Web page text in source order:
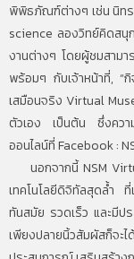
พิพิธภัณฑ์ต่างๆ เช่น นิทร
science ลองวิทย์คิดสนุ
งานต่างๆ โดยผู้ชมสามา
พร้อมๆ กับเจ้าหน้าที่,
เสมือนจริง Virtual
ตัวเอง เป็นต้น ซึ่งควา
ออนไลน์ที่ Facebook :
นอกจากนี้ NSM
เทคโนโลยีดิจิทัลสุดล้ำ
ทันสมัย รวดเร็ว และมีป
เพียงปลายนิ้วสัมผัสก็จะ